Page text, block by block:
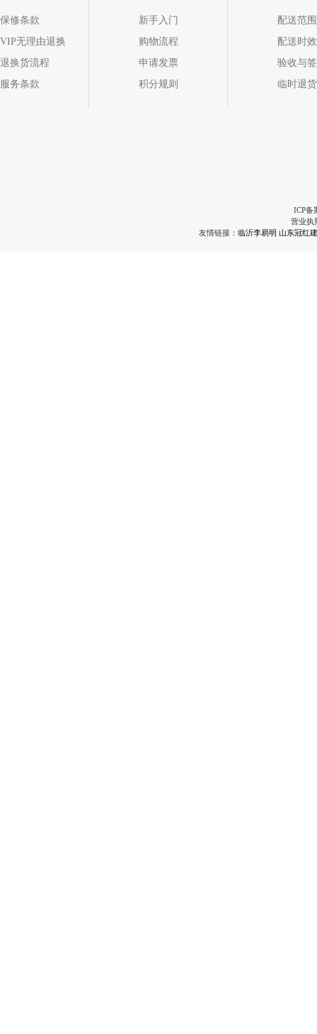
保修条款
VIP无理由退换
退换货流程
服务条款
新手入门
购物流程
申请发票
积分规则
配送范围
配送时效
验收与
临时退货
ICP备
营业执
友情链接： 临沂李易明 山东冠红